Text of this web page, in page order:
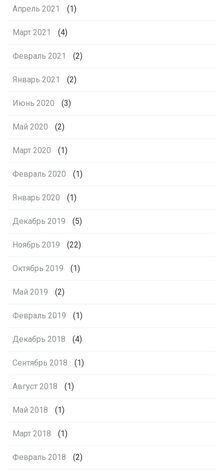
Апрель 2021 (1)
Март 2021 (4)
Февраль 2021 (2)
Январь 2021 (2)
Июнь 2020 (3)
Май 2020 (2)
Март 2020 (1)
Февраль 2020 (1)
Январь 2020 (1)
Декабрь 2019 (5)
Ноябрь 2019 (22)
Октябрь 2019 (1)
Май 2019 (2)
Февраль 2019 (1)
Декабрь 2018 (4)
Сентябрь 2018 (1)
Август 2018 (1)
Май 2018 (1)
Март 2018 (1)
Февраль 2018 (2)